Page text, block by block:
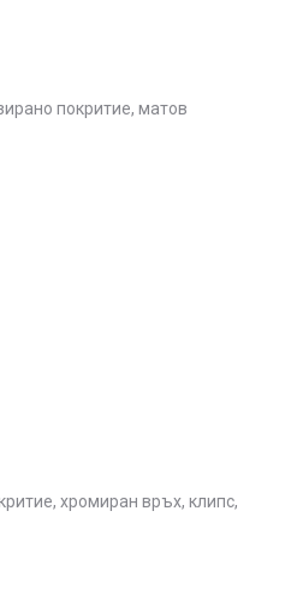
покритие, матов
хромиран връх, клипс,